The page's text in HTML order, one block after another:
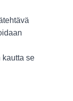
se